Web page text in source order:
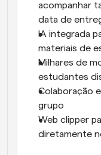
acompanhar
data de
IA integrada
materiais de
Milhares de
estudantes
Colaboração
grupo
Web clipper
diretamente